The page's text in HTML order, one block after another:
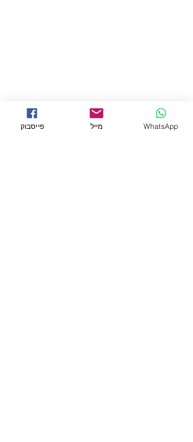
פייסבוק מייל WhatsApp